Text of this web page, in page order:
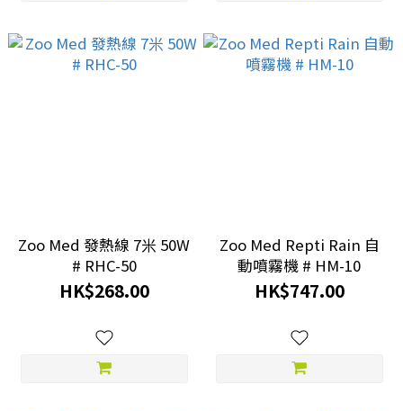
Zoo Med 發熱線 7米 50W
# RHC-50
HK$268.00
Zoo Med Repti Rain 自
動噴霧機 # HM-10
HK$747.00